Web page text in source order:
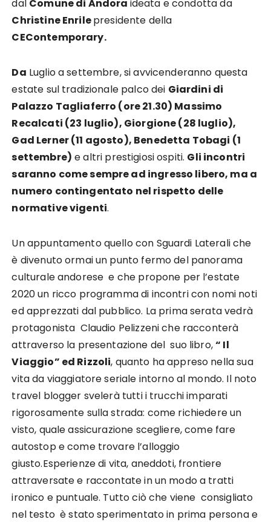
dal Comune di Andora ideata e condotta da
Christine Enrilepresidente della
CEContemporary.
Da Luglio a settembre, si avvicenderanno questa
estate sul tradizionale palco dei Giardini di
Palazzo Tagliaferro (ore 21.30) Massimo
Recalcati (23 luglio), Giorgione (28 luglio),
Gad Lerner (11 agosto), Benedetta Tobagi (1
settembre) e altri prestigiosi ospiti. Gli incontri
saranno come sempre ad ingresso libero, ma a
numero contingentato nel rispetto delle
normative vigenti.
Un appuntamento quello con Sguardi Laterali che
è divenuto ormai un punto fermo del panorama
culturale andorese e che propone per l’estate
2020 un ricco programma di incontri con nomi noti
ed apprezzati dal pubblico. La prima serata vedrà
protagonista Claudio Pelizzeni che racconterà
attraverso la presentazione del suo libro,“ Il
Viaggio” ed Rizzoli, quanto ha appreso nella sua
vita da viaggiatore seriale intorno al mondo. Il noto
travel blogger svelerà tutti i trucchi imparati
rigorosamente sulla strada: come richiedere un
visto, quale assicurazione scegliere, come fare
autostop e come trovare l’alloggio
giusto.Esperienze di vita, aneddoti, frontiere
attraversate e raccontate in un modo a tratti
ironico e puntuale. Tutto ciò che viene consigliato
nel testo è stato sperimentato in prima persona e